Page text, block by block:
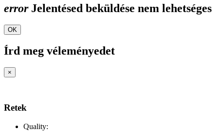
errorJelentésed beküldése nem lehetséges
OK
Írd meg véleményedet
×
Retek
Quality: